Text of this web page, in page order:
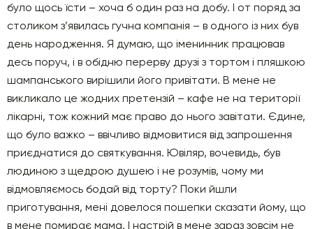
було щось їсти – хоча б один раз на добу. І от поряд за
столиком з’явилась гучна компанія – в одного із них був
день народження. Я думаю, що іменинник працював
десь поруч, і в обідню перерву друзі з тортом і пляшкою
шампанського вирішили його привітати. В мене не
викликало це жодних претензій – кафе не на території
лікарні, тож кожний має право до нього завітати. Єдине,
що було важко – ввічливо відмовитися від запрошення
приєднатися до святкування. Ювіляр, вочевидь, був
людиною з щедрою душею і не розумів, чому ми
відмовляємось бодай від торту? Поки йшли
приготування, мені довелося пошепки сказати йому, що
в мене помирає мама. І настрій в мене зараз зовсім не